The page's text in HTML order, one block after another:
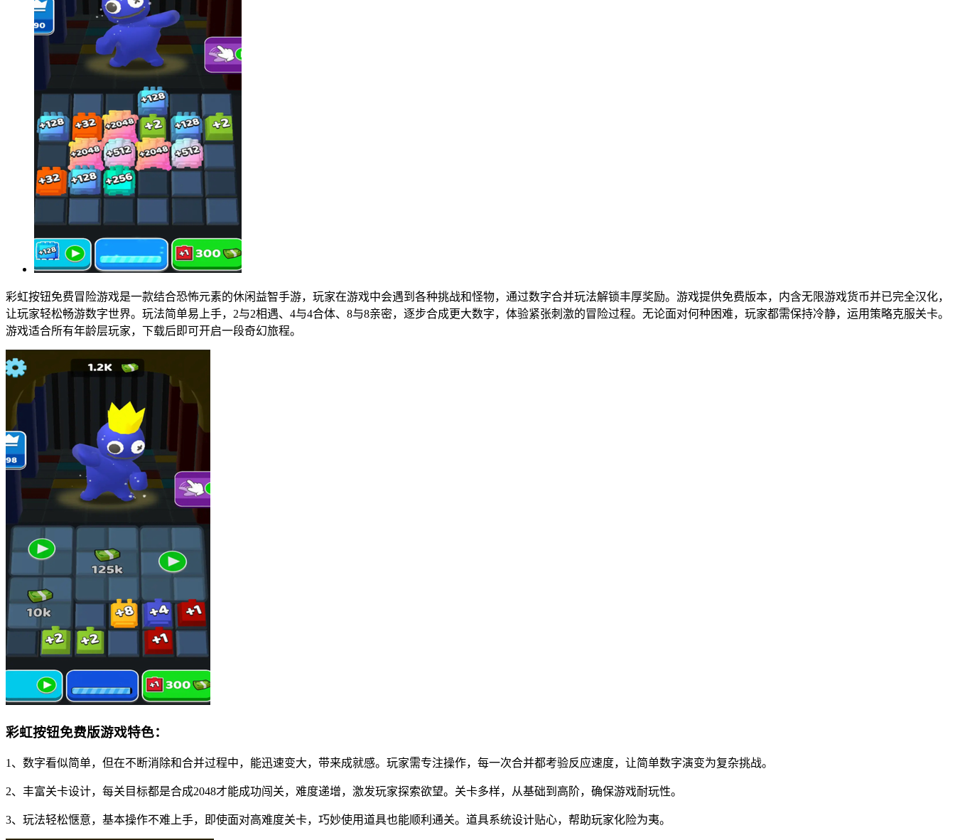
彩虹按钮免费冒险游戏是一款结合恐怖元素的休闲益智手游，玩家在游戏中会遇到各种挑战和怪物，通过数字合并玩法解锁丰厚奖励。游戏提供免费版本，内含无限游戏货币并已完全汉化，
让玩家轻松畅游数字世界。玩法简单易上手，2与2相遇、4与4合体、8与8亲密，逐步合成更大数字，体验紧张刺激的冒险过程。无论面对何种困难，玩家都需保持冷静，运用策略克服关卡。
游戏适合所有年龄层玩家，下载后即可开启一段奇幻旅程。
彩虹按钮免费版游戏特色：
1、数字看似简单，但在不断消除和合并过程中，能迅速变大，带来成就感。玩家需专注操作，每一次合并都考验反应速度，让简单数字演变为复杂挑战。
2、丰富关卡设计，每关目标都是合成2048才能成功闯关，难度递增，激发玩家探索欲望。关卡多样，从基础到高阶，确保游戏耐玩性。
3、玩法轻松惬意，基本操作不难上手，即使面对高难度关卡，巧妙使用道具也能顺利通关。道具系统设计贴心，帮助玩家化险为夷。